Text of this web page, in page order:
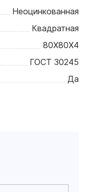
Неоцинкованная
Квадратная
80Х80Х4
ГОСТ 30245
Да